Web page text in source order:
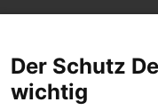
Der Schutz
wichtig